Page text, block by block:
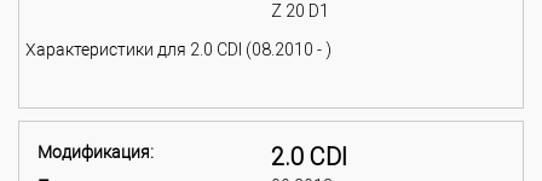
Z 20 D1
Характеристики для 2.0 CDI (08.2010 - )
Модификация: 2.0 CDI